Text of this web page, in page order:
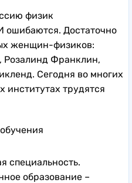
физик
ошибаются. Достаточно
женщин-физиков:
Франклин,
Сегодня во многих
институтах трудятся
специальность.
образование –